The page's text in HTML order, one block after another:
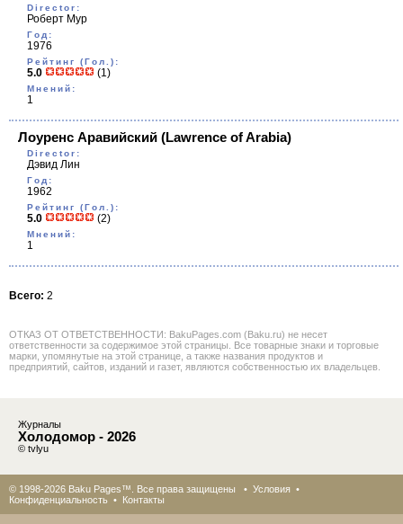
Director:
Роберт Мур
Год:
1976
Рейтинг (Гол.):
5.0 (1)
Мнений:
1
Лоуренс Аравийский (Lawrence of Arabia)
Director:
Дэвид Лин
Год:
1962
Рейтинг (Гол.):
5.0 (2)
Мнений:
1
Всего: 2
ОТКАЗ ОТ ОТВЕТСТВЕННОСТИ: BakuPages.com (Baku.ru) не несет
ответственности за содержимое этой страницы. Все товарные знаки и торговые
марки, упомянутые на этой странице, а также названия продуктов и
предприятий, сайтов, изданий и газет, являются собственностью их владельцев.
Журналы
Холодомор - 2026
© tvlyu
© 1998-2026 Baku Pages™. Все права защищены • Условия •
Конфиденциальность • Контакты